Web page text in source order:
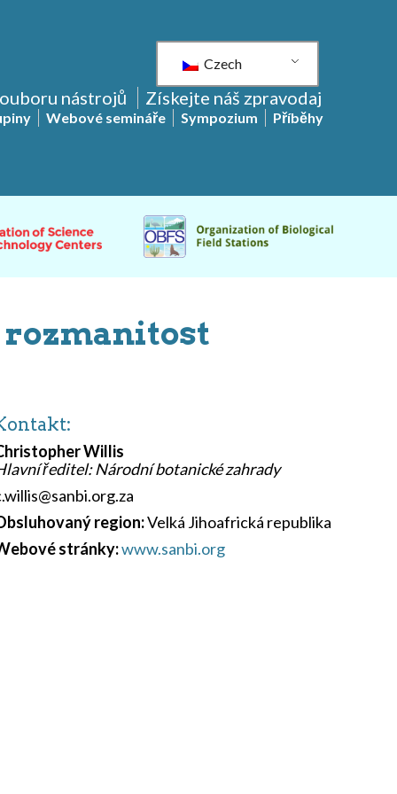
Czech
nástrojů Získejte náš zpravodaj
Webové semináře Sympozium Příběhy
Willis
ředitel: Národní botanické zahrady
region:Velká Jihoafrická republika
stránky:www.sanbi.org